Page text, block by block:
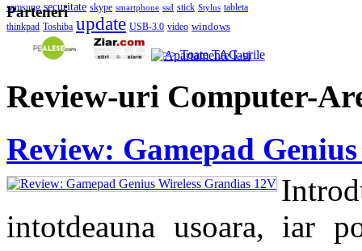
samsung securitate skype smartphone ssd stick Stylus tableta
thinkpad Toshiba update USB-3.0 video windows
>> Toate TAG-urile
Parteneri
Review-uri Computer-
Review: Gamepad
intotdeauna usoara, iar